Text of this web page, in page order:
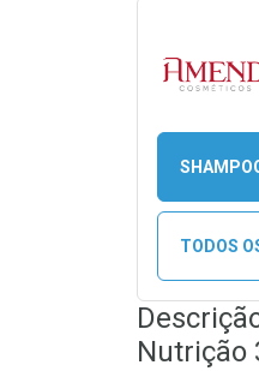
TODOS
Nutrição